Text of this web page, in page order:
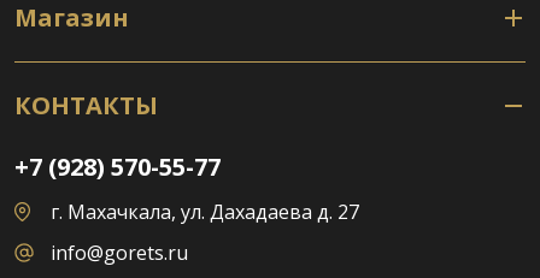
Магазин
КОНТАКТЫ
+7 (928) 570-55-77
г. Махачкала, ул. Дахадаева д. 27
info@gorets.ru